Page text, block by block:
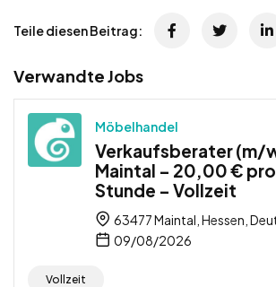
Teile diesen Beitrag:
Verwandte Jobs
Möbelhandel
Verkaufsberater (m/
Maintal – 20,00 € pro
Stunde – Vollzeit
63477 Maintal, Hessen,
09/08/2026
Vollzeit